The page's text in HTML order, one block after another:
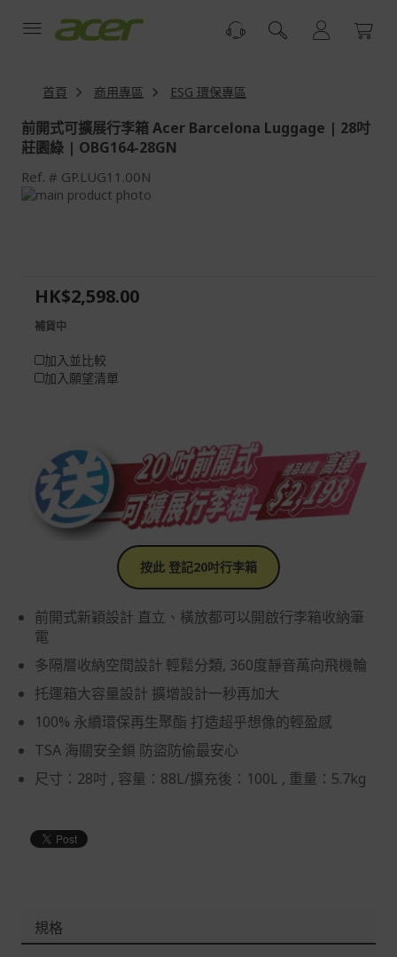
首頁
商用專區 ESG 環保專區
前開式可擴展行李箱 Acer Barcelona Luggage | 28吋
莊園綠 | OBG164-28GN
Ref. GP.LUG11.00N
Skip
images
gallery
the
images
gallery
按此 登記20吋行李箱
前開式新穎設計 直立、橫放都可以開啟行李箱收納筆
電
多隔層收納空間設計 輕鬆分類, 360度靜音萬向飛機輪
托運箱大容量設計 擴增設計一秒再加大
100% 永續環保再生聚酯 打造超乎想像的輕盈感
TSA 海關安全鎖 防盜防偷最安心
尺寸：28吋 , 容量：88L/擴充後：100L , 重量：5.7kg
HK$2,598.00
補貨中
加入並比較
加入願望清單
規格